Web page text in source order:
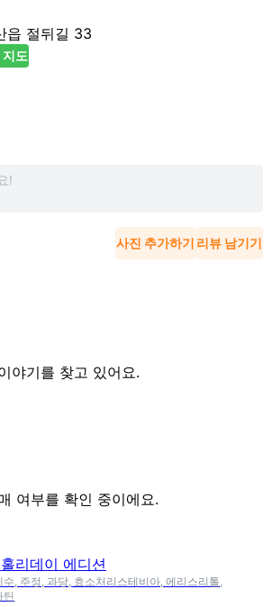
읍 절뒤길 33
지도
사진 추가하기 리뷰 남기기
야기를 찾고 있어요.
여부를 확인 중이에요.
리데이 에디션
수, 주정, 과당, 효소처리스테비아, 에리스리톨,
틴